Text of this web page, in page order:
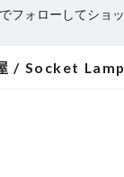
でフォローしてショ
/ Socket Lamp